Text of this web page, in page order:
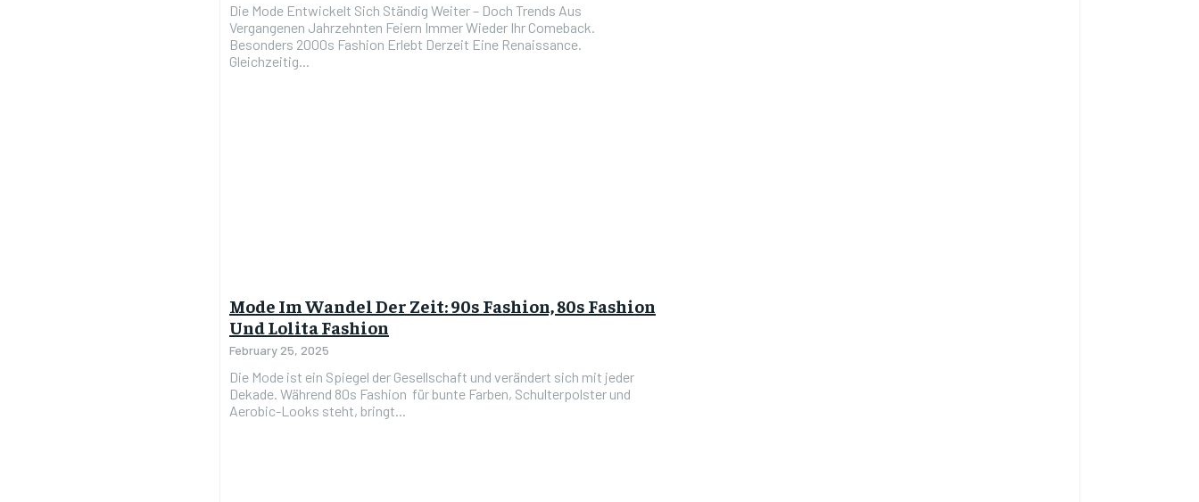
Die Mode Entwickelt Sich Ständig Weiter – Doch Trends Aus
Vergangenen Jahrzehnten Feiern Immer Wieder Ihr Comeback.
Besonders 2000s Fashion Erlebt Derzeit Eine Renaissance.
Gleichzeitig...
Mode Im Wandel Der Zeit: 90s Fashion, 80s Fashion
Und Lolita Fashion
February 25, 2025
Die Mode ist ein Spiegel der Gesellschaft und verändert sich mit jeder
Dekade. Während 80s Fashion für bunte Farben, Schulterpolster und
Aerobic-Looks steht, bringt...